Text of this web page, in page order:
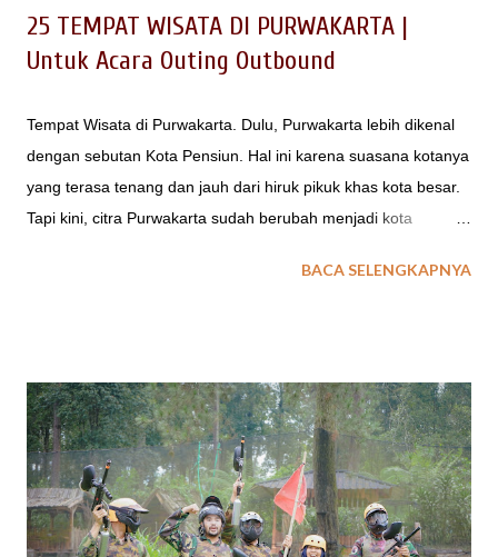
25 TEMPAT WISATA DI PURWAKARTA |
Untuk Acara Outing Outbound
Tempat Wisata di Purwakarta. Dulu, Purwakarta lebih dikenal
dengan sebutan Kota Pensiun. Hal ini karena suasana kotanya
yang terasa tenang dan jauh dari hiruk pikuk khas kota besar.
Tapi kini, citra Purwakarta sudah berubah menjadi kota
Bandung. Saat ini, kota Purwakarta memiliki daya tarik
outbound. Kalau Anda belum pernah ke Purwakarta, inilah
saatnya menikmati keindahan alam dan beragam wisata
edukasi yang cocok untuk anak-anak. Berikut ini kami sudah
kumpulkan tempat-tempat wisata outbound di Purwakarta yang
wajib kamu kunjungi selama di Purwakarta; dan dapat dikemas
BACA SELENGKAPNYA